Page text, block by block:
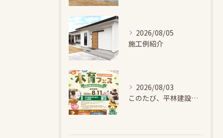
2026/08/05
施工例紹介
2026/08/03
このたび、平林建設では、お子さまが木とふれあい・木について学...